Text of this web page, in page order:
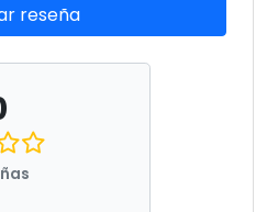
reseña